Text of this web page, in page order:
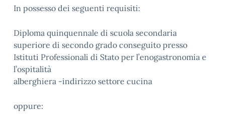
In possesso dei seguenti requisiti:
Diploma quinquennale di scuola secondaria
superiore di secondo grado conseguito presso
Istituti Professionali di Stato per l’enogastronomia e
l’ospitalità
alberghiera -indirizzo settore cucina
oppure: